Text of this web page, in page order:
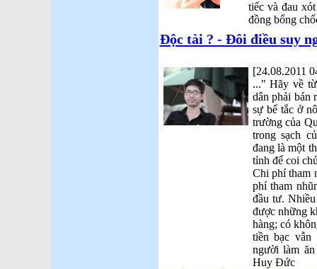
tiếc và đau
đồng bổng
Độc tài ? - Đôi điều suy
[24.08.2011
..." Hãy về
dân phải bán
sự bế tắc ở
trường của
trong sạch
đang là một
tỉnh để coi
Chi phí tham
phí tham
đầu tư.
được những
hàng; có
tiền bạc vẫn
người làm
Huy Đức